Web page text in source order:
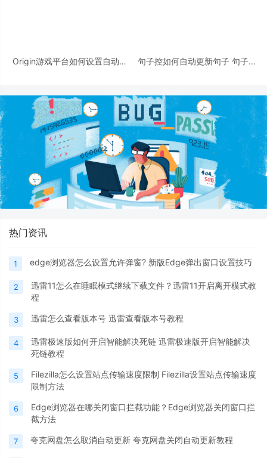
Origin游戏平台如何设置自动更
句子控如何自动更新句子 句子控
热门资讯
1 edge浏览器怎么设置允许弹窗? 新版Edge弹出窗口设置技巧
2
迅雷11怎么在睡眠模式继续下载文件？迅雷11开启离开模式教
程
3 迅雷怎么查看版本号 迅雷查看版本号教程
4
迅雷极速版如何开启智能解决死链 迅雷极速版开启智能解决
死链教程
5
Filezilla怎么设置站点传输速度限制 Filezilla设置站点传输速度
限制方法
6
Edge浏览器在哪关闭窗口拦截功能？Edge浏览器关闭窗口拦
截方法
7 夸克网盘怎么取消自动更新 夸克网盘关闭自动更新教程